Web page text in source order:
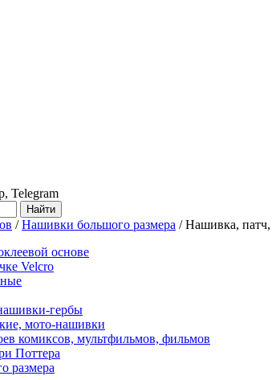
Telegram
/Нашивки большого размера /Нашивка,
основе
Velcro
гербы
мото-нашивки
комиксов, мультфильмов, фильмов
Поттера
размера